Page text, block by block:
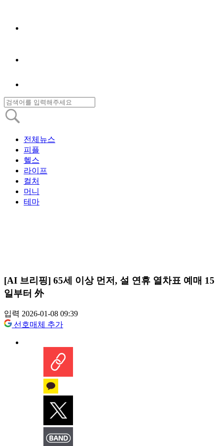
전체뉴스
피플
헬스
라이프
컬처
머니
테마
[AI 브리핑] 65세 이상 먼저, 설 연휴 열차표 예매 15
일부터 外
입력 2026-01-08 09:39
선호매체 추가